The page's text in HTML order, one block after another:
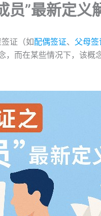
员”最新定义
证（如配偶签证、 父母签
而在某些情况下，该